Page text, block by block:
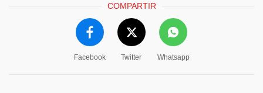
COMPARTIR
Facebook Twitter Whatsapp